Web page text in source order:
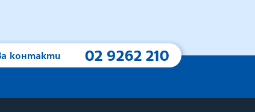
контакти 02 9262 210